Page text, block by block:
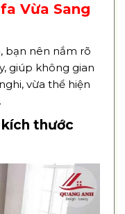
Vừa Sang
bạn nên nắm rõ
giúp không gian
vừa thể hiện
thước